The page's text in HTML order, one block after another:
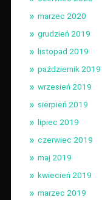
marzec 2020
grudzień 2019
listopad 2019
październik 2019
wrzesień 2019
sierpień 2019
lipiec 2019
czerwiec 2019
maj 2019
kwiecień 2019
marzec 2019